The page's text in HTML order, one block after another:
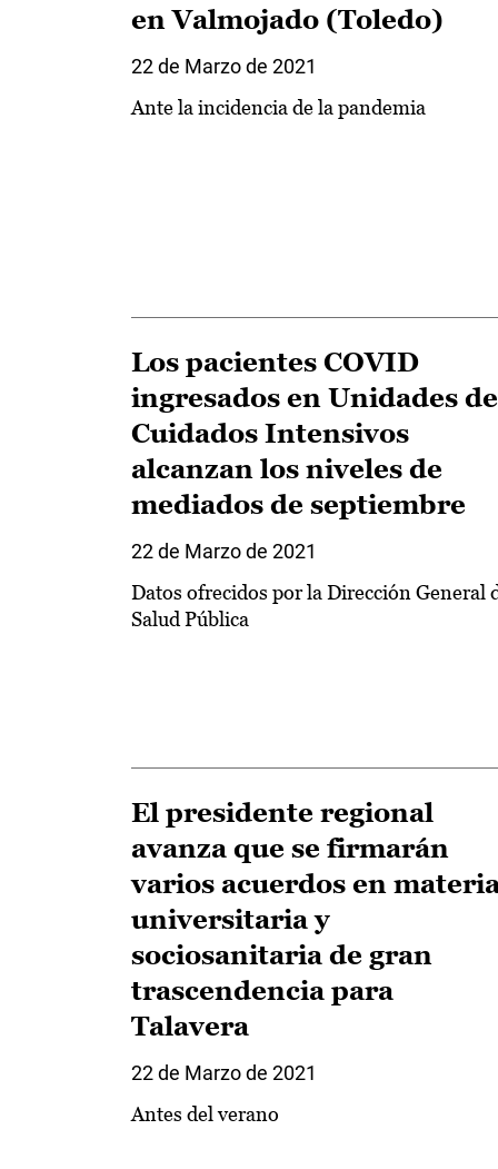
en Valmojado (Toledo)
22 de Marzo de 2021
Ante la incidencia de la pandemia
Los pacientes COVID
ingresados en Unidades de
Cuidados Intensivos
alcanzan los niveles de
mediados de septiembre
22 de Marzo de 2021
Datos ofrecidos por la Dirección General
Salud Pública
El presidente regional
avanza que se firmarán
varios acuerdos en
universitaria y
sociosanitaria de gran
trascendencia para
Talavera
22 de Marzo de 2021
Antes del verano